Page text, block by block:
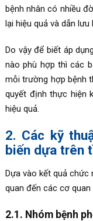
bệnh nhân có nhiều
lại hiệu quả và dẫn lưu
Do vậy để biết áp
nào phù hợp thì các
mỗi trường hợp bệnh
quyết định thực hiện
hiệu quả.
2. Các kỹ
biến dựa trên
Dựa vào kết quả chức
quan đến các cơ
2.1. Nhóm bệnh